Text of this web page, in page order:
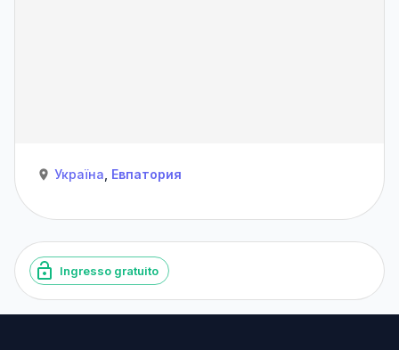
Україна Евпатория
Ingresso gratuito